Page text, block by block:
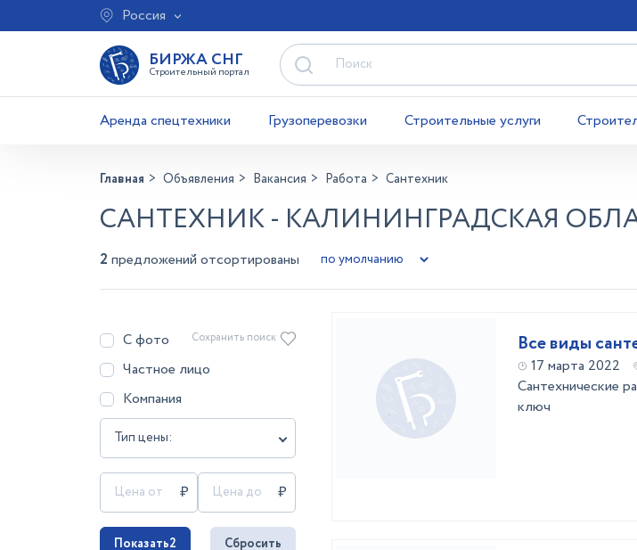
Россия
БИРЖА СНГ
Строительный портал
Аренда спецтехники Грузоперевозки Строительные услуги
Главная Объявления Вакансия Работа Сантехник
САНТЕХНИК - КАЛИНИНГРАДСКАЯ
2 предложений отсортированы
С фото
Частное лицо
Компания
Тип цены:
Сохранить поиск
Показать2 Сбросить
Все виды
17 марта 2022
Сантехнические
ключ